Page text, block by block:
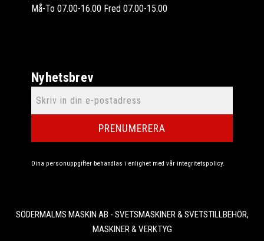
Må-To 07.00-16.00 Fred 07.00-15.00
Nyhetsbrev
PRENUMERERA
Dina personuppgifter behandlas i enlighet med vår integritetspolicy.
SÖDERMALMS MASKIN AB - SVETSMASKINER & SVETSTILLBEHÖR,
MASKINER & VERKTYG